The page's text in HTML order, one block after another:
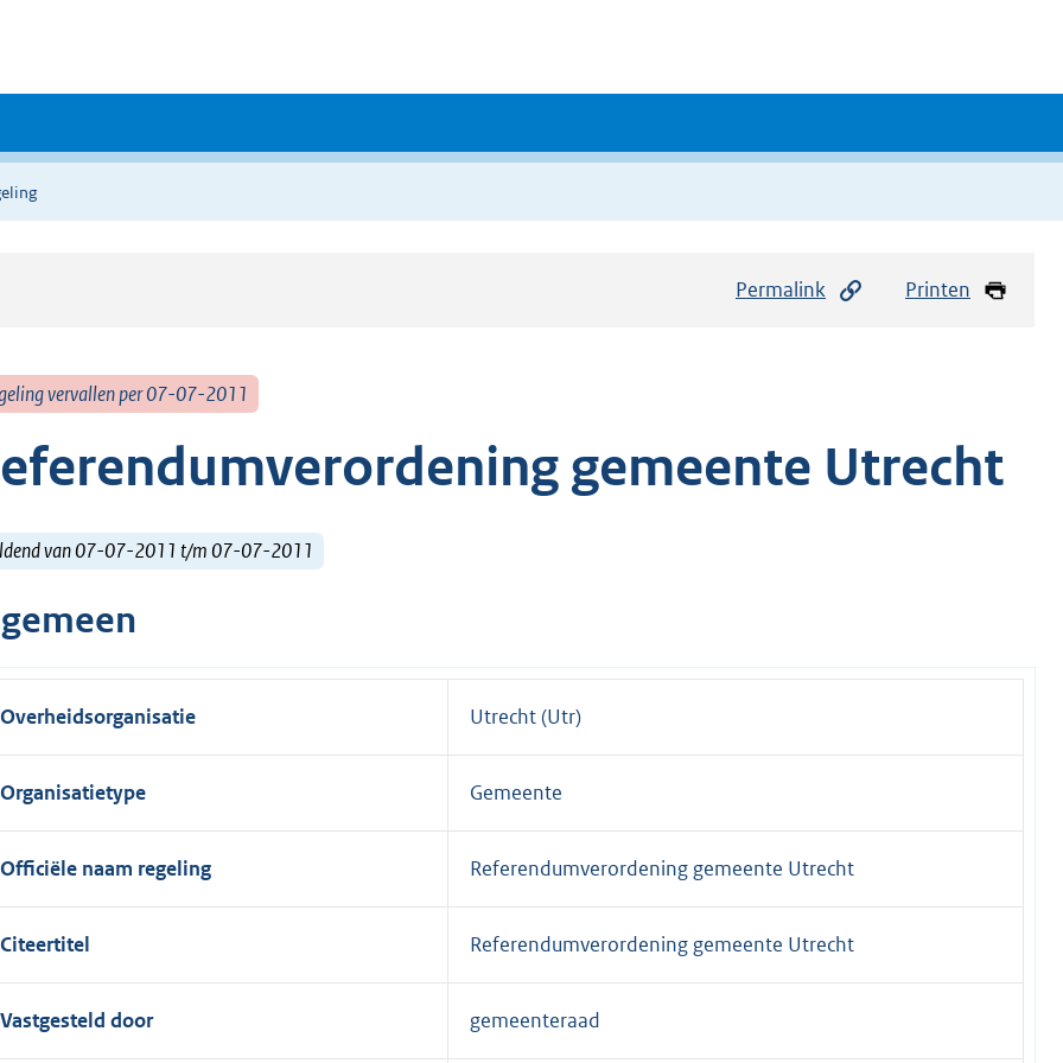
Permalink Printen
vervallen per 07-07-2011
gemeente Utrecht
van 07-07-2011 t/m 07-07-2011
Overheidsorganisatie Utrecht (Utr)
Organisatietype Gemeente
Officiële naam regeling Referendumverordening gemeente Utrecht
Citeertitel Referendumverordening gemeente Utrecht
Vastgesteld door gemeenteraad